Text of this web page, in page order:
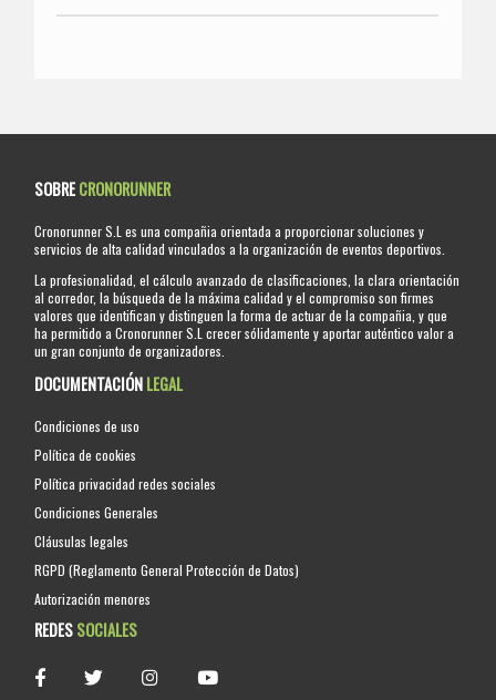
SOBRECRONORUNNER
Cronorunner S.L es una compañia orientada a proporcionar soluciones y
servicios de alta calidad vinculados a la organización de eventos deportivos.
La profesionalidad, el cálculo avanzado de clasificaciones, la clara orientación
al corredor, la búsqueda de la máxima calidad y el compromiso son firmes
valores que identifican y distinguen la forma de actuar de la compañia, y que
ha permitido a Cronorunner S.L crecer sólidamente y aportar auténtico valor a
un gran conjunto de organizadores.
DOCUMENTACIÓNLEGAL
Condiciones de uso
Política de cookies
Política privacidad redes sociales
Condiciones Generales
Cláusulas legales
RGPD (Reglamento General Protección de Datos)
Autorización menores
REDESSOCIALES